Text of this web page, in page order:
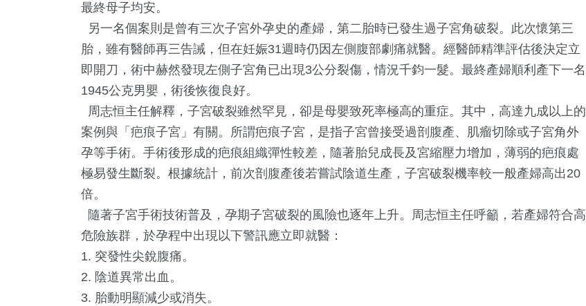
最終母子均安。
另一名個案則是曾有三次子宮外孕史的產婦，第二胎時已發生過子宮角破裂。此次懷第三
胎，雖有醫師再三告誡，但在妊娠31週時仍因左側腹部劇痛就醫。經醫師精準評估後決定立
即開刀，術中赫然發現左側子宮角已出現3公分裂傷，情況千鈞一髮。最終產婦順利產下一名
1945公克男嬰，術後恢復良好。
周志恒主任解釋，子宮破裂雖然罕見，卻是母嬰致死率極高的重症。其中，高達九成以上的
案例與「疤痕子宮」有關。所謂疤痕子宮，是指子宮曾接受過剖腹產、肌瘤切除或子宮角外
孕等手術。手術後形成的疤痕組織彈性較差，隨著胎兒成長及宮縮壓力增加，薄弱的疤痕處
極易發生斷裂。根據統計，前次剖腹產後若嘗試陰道生產，子宮破裂機率較一般產婦高出20
倍。
隨著子宮手術技術普及，孕期子宮破裂的風險也逐年上升。周志恒主任呼籲，若產婦符合高
危險族群，於孕程中出現以下警訊應立即就醫：
1. 突發性尖銳腹痛。
2. 陰道異常出血。
3. 胎動明顯減少或消失。
1+
36+
91+ 130+